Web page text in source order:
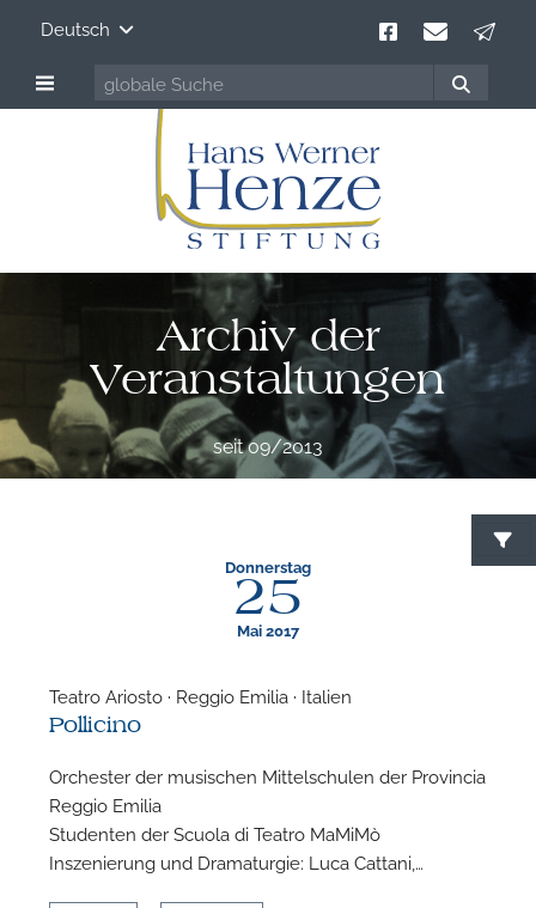
Deutsch
Archiv der
Veranstaltungen
seit 09/2013
Donnerstag
25
Mai 2017
Teatro Ariosto · Reggio Emilia · Italien
Pollicino
Orchester der musischen Mittelschulen der Provincia
Reggio Emilia
Studenten der Scuola di Teatro MaMiMò
Inszenierung und Dramaturgie: Luca Cattani,…